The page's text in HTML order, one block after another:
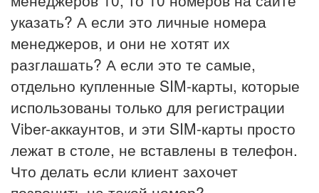
указать? А если это личные номера
менеджеров, и они не хотят их
разглашать? А если это те самые,
отдельно купленные SIM-карты, которые
использованы только для регистрации
Viber-аккаунтов, и эти SIM-карты просто
лежат в столе, не вставлены в телефон.
Что делать если клиент захочет